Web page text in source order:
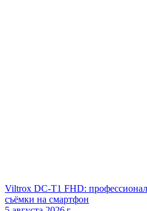
Viltrox DC‑T1 FHD:
съёмки на смартфон